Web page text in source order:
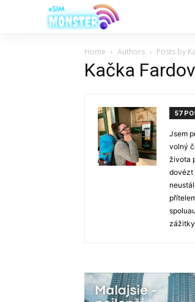
Home Authors Posts by
Kačka
57
Jsem
volný
života
dovézt